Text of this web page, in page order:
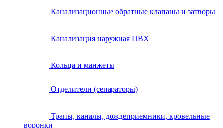
Канализационные обратные клапаны и затворы
Канализация наружная ПВХ
Кольца и манжеты
Отделители (сепараторы)
Трапы, каналы, дождеприемники, кровельные
воронки